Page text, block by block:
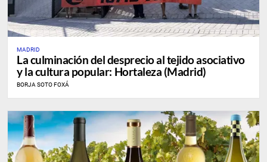
MADRID
La culminación del desprecio al tejido asociativo
y la cultura popular: Hortaleza (Madrid)
BORJA SOTO FOXÁ